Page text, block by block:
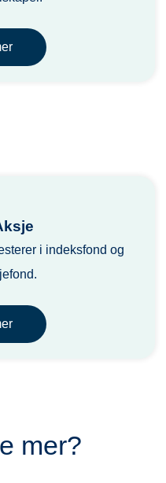
i indeksfond og
mer?